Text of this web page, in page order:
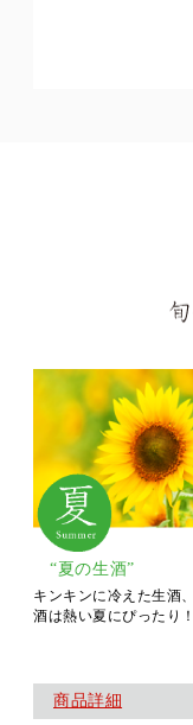
“夏の生酒”
キンキンに冷えた生酒
酒は熱い夏にぴったり！
商品詳細